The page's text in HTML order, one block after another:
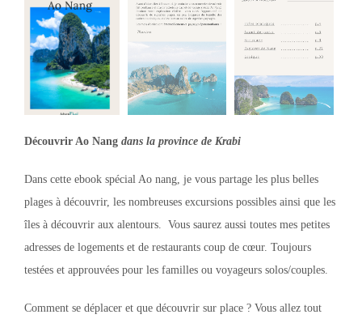
Découvrir Ao Nang dans la province de Krabi
Dans cette ebook spécial Ao nang, je vous partage les plus belles
plages à découvrir, les nombreuses excursions possibles ainsi que les
îles à découvrir aux alentours. Vous saurez aussi toutes mes petites
adresses de logements et de restaurants coup de cœur. Toujours
testées et approuvées pour les familles ou voyageurs solos/couples.
Comment se déplacer et que découvrir sur place ? Vous allez tout